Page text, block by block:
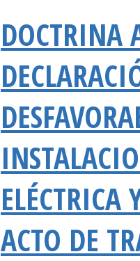
DOCTRINA
ACTO DE